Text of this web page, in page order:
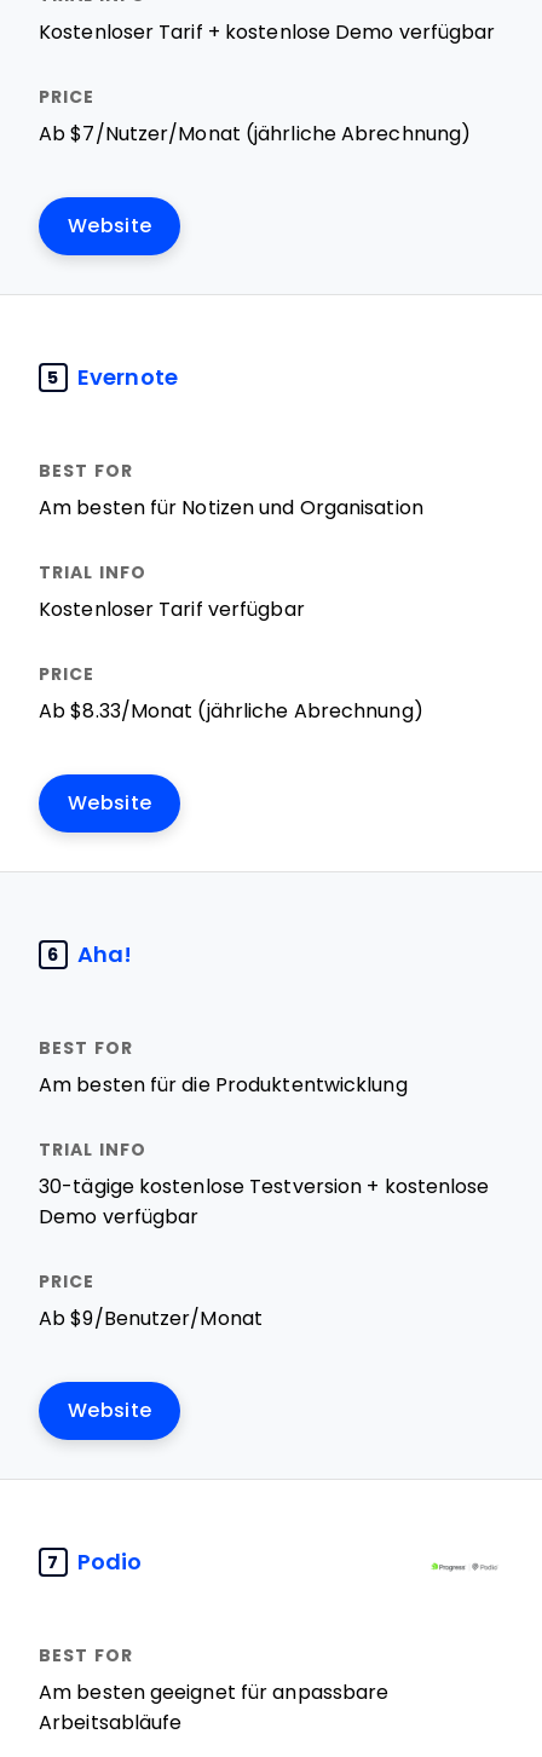
Kostenloser Tarif + kostenlose Demo verfügbar
Ab $7/Nutzer/Monat (jährliche Abrechnung)
Website
5 Evernote
Am besten für Notizen und Organisation
Kostenloser Tarif verfügbar
Ab $8.33/Monat (jährliche Abrechnung)
Website
6 Aha!
Am besten für die Produktentwicklung
30-tägige kostenlose Testversion + kostenlose
Demo verfügbar
Ab $9/Benutzer/Monat
Website
7 Podio
Am besten geeignet für anpassbare
Arbeitsabläufe